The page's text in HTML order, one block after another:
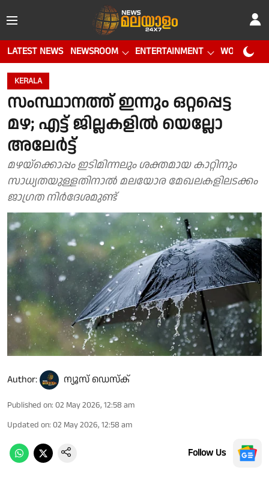
LATEST NEWS NEWSROOM ENTERTAINMENT WORLD CUP
KERALA
സംസ്ഥാനത്ത് ഇന്നും ഒറ്റപ്പെട്ട
മഴ; എട്ട് ജില്ലകളിൽ യെല്ലോ
അലേർട്ട്
മഴയ്‌ക്കൊപ്പം ഇടിമിന്നലും ശക്തമായ കാറ്റിനും
സാധ്യതയുള്ളതിനാൽ മലയോര മേഖലകളിലടക്കം
ജാഗ്രത നിർദേശമുണ്ട്
Author: ന്യൂസ് ഡെസ്ക്
Published on: 02 May 2026, 12:58 am
Updated on: 02 May 2026, 12:58 am
Follow Us